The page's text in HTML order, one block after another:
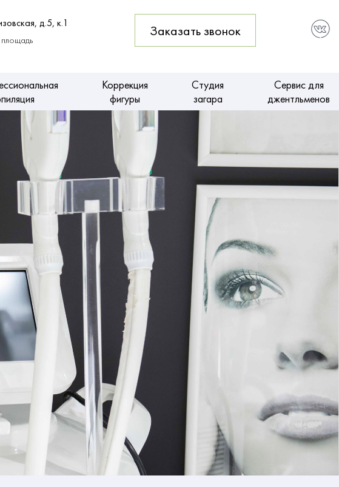
д.5, к.1 Заказать звонок
Коррекция
фигуры
Студия
загара
Сервис для
джентльменов